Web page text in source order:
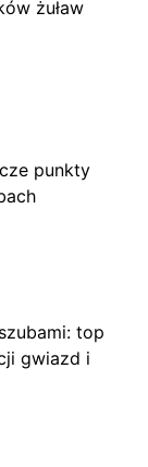
żuław
punkty
top
gwiazd i